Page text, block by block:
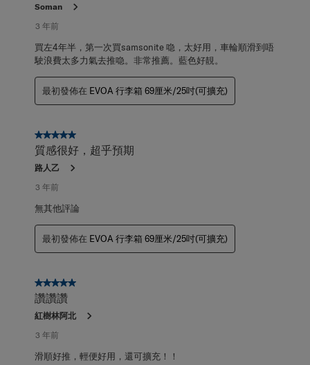
Soman
3 年前
買左4年半，第一次買samsonite 喼，太好用，車輪順滑到唔
駛浪費太多力氣去推喼。非常推薦。藍色好靚。
最初發佈在 EVOA 行李箱 69厘米/25吋(可擴充)
5星，共5星。
質感很好，超乎預期
路人乙
3 年前
無其他評論
最初發佈在 EVOA 行李箱 69厘米/25吋(可擴充)
5星，共5星。
讚讚讚
紅樹林阿北
3 年前
滑順好推，輕便好用，還可擴充！！